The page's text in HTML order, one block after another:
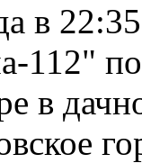
в
в